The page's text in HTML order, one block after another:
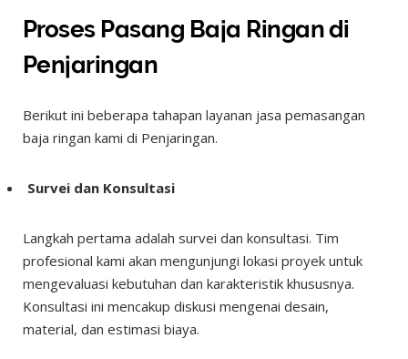
Proses Pasang Baja Ringan di
Penjaringan
Berikut ini beberapa tahapan layanan jasa pemasangan
baja ringan kami di Penjaringan.
Survei dan Konsultasi
Langkah pertama adalah survei dan konsultasi. Tim
profesional kami akan mengunjungi lokasi proyek untuk
mengevaluasi kebutuhan dan karakteristik khususnya.
Konsultasi ini mencakup diskusi mengenai desain,
material, dan estimasi biaya.